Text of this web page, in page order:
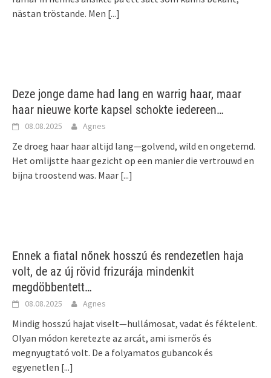
nästan tröstande. Men [...]
Deze jonge dame had lang en warrig haar, maar
haar nieuwe korte kapsel schokte iedereen…
08.08.2025 Agnes
Ze droeg haar haar altijd lang—golvend, wild en ongetemd.
Het omlijstte haar gezicht op een manier die vertrouwd en
bijna troostend was. Maar [...]
Ennek a fiatal nőnek hosszú és rendezetlen haja
volt, de az új rövid frizurája mindenkit
megdöbbentett…
08.08.2025 Agnes
Mindig hosszú hajat viselt—hullámosat, vadat és féktelent.
Olyan módon keretezte az arcát, ami ismerős és
megnyugtató volt. De a folyamatos gubancok és
egyenetlen [...]